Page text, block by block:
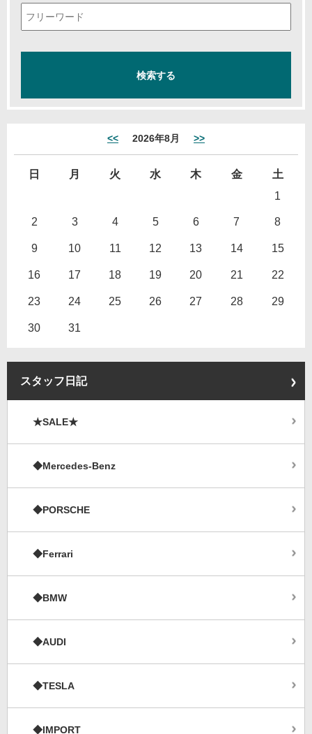
<< 2026年8月 >>
日 月 火 水 木 金
土
1
2 3 4 5 6 7 8
9 10 11 12 13 14 15
16 17 18 19 20 21 22
23 24 25 26 27 28 29
30 31
スタッフ日記
★SALE★
◆Mercedes-Benz
◆PORSCHE
◆Ferrari
◆BMW
◆AUDI
◆TESLA
◆IMPORT